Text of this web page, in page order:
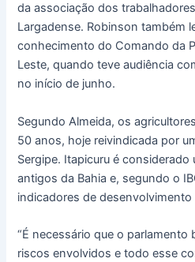
da associação dos
Largadense. Robinson também
conhecimento do Comando da
Leste, quando teve audiência
no início de junho.
Segundo Almeida, os
50 anos, hoje reivindicada por
Sergipe. Itapicuru é
antigos da Bahia e, segundo o
indicadores de desenvolvimento
“É necessário que o
riscos envolvidos e todo esse